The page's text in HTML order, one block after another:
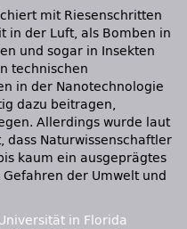
mit Riesenschritten
in der Luft, als Bomben in
und sogar in Insekten
technischen
in der Nanotechnologie
dazu beitragen,
Allerdings wurde laut
dass Naturwissenschaftler
kaum ein ausgeprägtes
der Umwelt und
in Florida